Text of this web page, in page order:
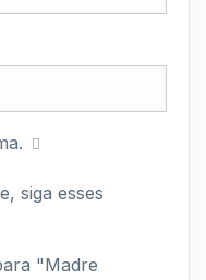
siga esses
"Madre